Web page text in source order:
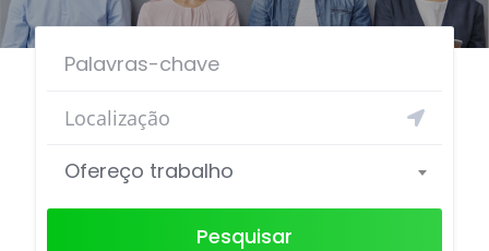
Ofereço trabalho
Pesquisar